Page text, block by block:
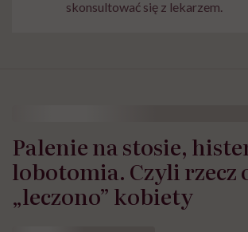
skonsultować się z lekarzem.
Palenie na stosie,
lobotomia. Czyli rzecz
„leczono” kobiety